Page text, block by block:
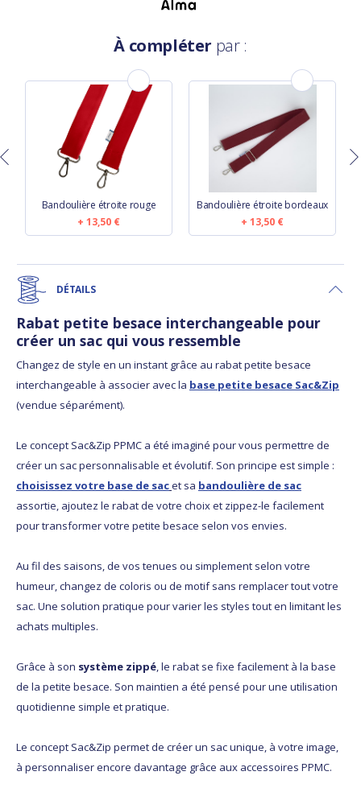
À compléter par :
Bandoulière étroite rouge
13,50 €
Bandoulière étroite bordeaux
13,50 €
DÉTAILS
Rabat petite besace interchangeable pour
créer un sac qui vous ressemble
Changez de style en un instant grâce au rabat petite besace
interchangeable à associer avec la base petite besace Sac&Zip
(vendue séparément).
Le concept Sac&Zip PPMC a été imaginé pour vous permettre de
créer un sac personnalisable et évolutif. Son principe est simple :
choisissez votre base de sacet sa bandoulière de sac
assortie, ajoutez le rabat de votre choix et zippez-le facilement
pour transformer votre petite besace selon vos envies.
Au fil des saisons, de vos tenues ou simplement selon votre
humeur, changez de coloris ou de motif sans remplacer tout votre
sac. Une solution pratique pour varier les styles tout en limitant les
achats multiples.
Grâce à son système zippé, le rabat se fixe facilement à la base
de la petite besace. Son maintien a été pensé pour une utilisation
quotidienne simple et pratique.
Le concept Sac&Zip permet de créer un sac unique, à votre image,
à personnaliser encore davantage grâce aux accessoires PPMC.